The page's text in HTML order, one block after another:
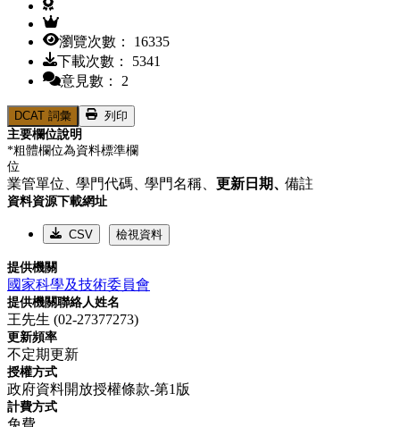
瀏覽次數： 16335
下載次數： 5341
意見數： 2
DCAT 詞彙
列印
主要欄位說明
*粗體欄位為資料標準欄
位
業管單位、學門代碼、學門名稱、 更新日期、備註
資料資源下載網址
CSV 檢視資料
提供機關
國家科學及技術委員會
提供機關聯絡人姓名
王先生 (02-27377273)
更新頻率
不定期更新
授權方式
政府資料開放授權條款-第1版
計費方式